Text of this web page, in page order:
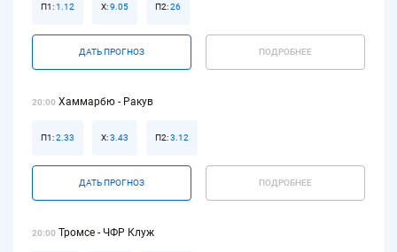
ДАТЬ ПРОГНОЗ
П1:1.12 Х:9.05 П2:26
ПОДРОБНЕЕ
20:00 Хаммарбю - Ракув
ДАТЬ ПРОГНОЗ
П1:2.33 Х:3.43 П2:3.12
ПОДРОБНЕЕ
20:00 Тромсе - ЧФР Клуж